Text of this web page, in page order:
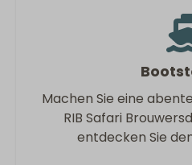
Machen Sie eine
RIB Safari
entdecken Sie